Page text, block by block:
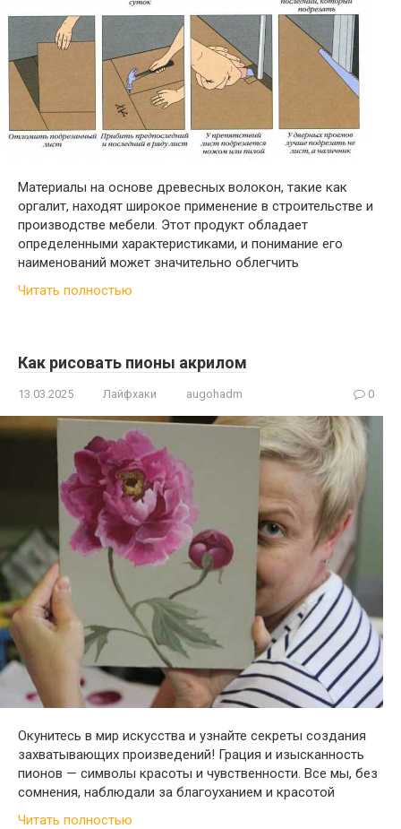
Материалы на основе древесных волокон, такие как
оргалит, находят широкое применение в строительстве и
производстве мебели. Этот продукт обладает
определенными характеристиками, и понимание его
наименований может значительно облегчить
Читать полностью
Как рисовать пионы акрилом
13.03.2025 Лайфхаки augohadm 0
Окунитесь в мир искусства и узнайте секреты создания
захватывающих произведений! Грация и изысканность
пионов — символы красоты и чувственности. Все мы, без
сомнения, наблюдали за благоуханием и красотой
Читать полностью